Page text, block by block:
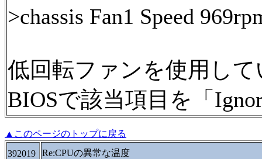
>chassis Fan1 Speed
低回転ファンを使用し
BIOSで該当項目を「
▲このページのトップに戻る
392019
Re:CPUの異常な温度